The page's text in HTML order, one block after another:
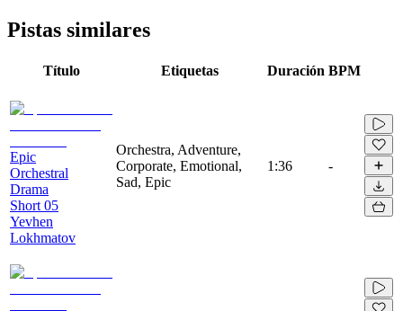
Pistas similares
Título Etiquetas Duración BPM
Epic
Orchestral
Drama
Short 05
Yevhen
Lokhmatov
Orchestra, Adventure,
Corporate, Emotional,
Sad, Epic
1:36 -